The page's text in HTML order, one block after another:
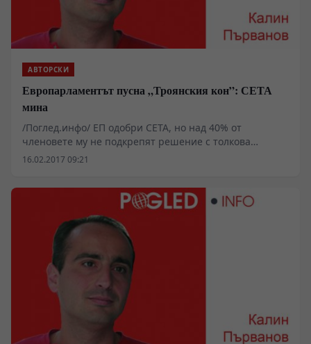
АВТОРСКИ
Европарламентът пусна „Троянския кон”: СЕТА
мина
/Поглед.инфо/ ЕП одобри CETA, но над 40% от
членовете му не подкрепят решение с толкова
фундаментално значение за бъдещето на съюза.
16.02.2017 09:21